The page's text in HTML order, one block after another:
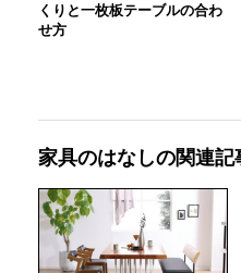
くりと一枚板テーブルの合わ
せ方
家具のはなしの関連記